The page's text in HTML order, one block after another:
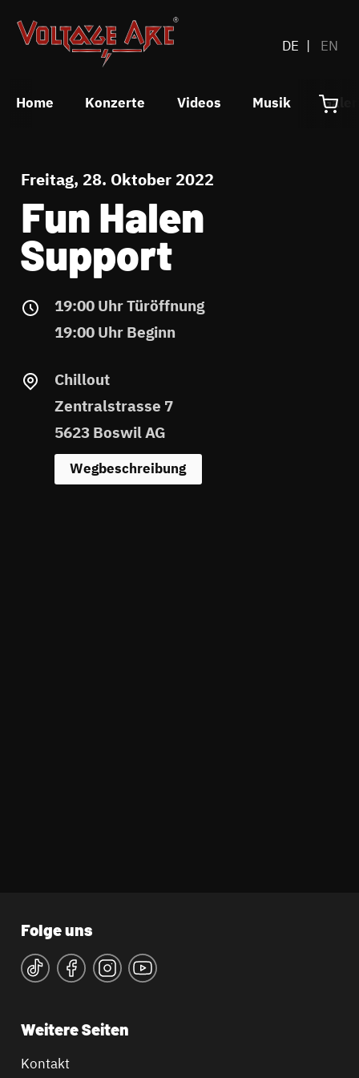
DE EN
Home Konzerte Videos Musik
Freitag, 28. Oktober 2022
Fun Halen
Support
19:00 Uhr Türöffnung
19:00 Uhr Beginn
Chillout
Zentralstrasse 7
5623 Boswil AG
Wegbeschreibung
Folge uns
Weitere Seiten
Kontakt